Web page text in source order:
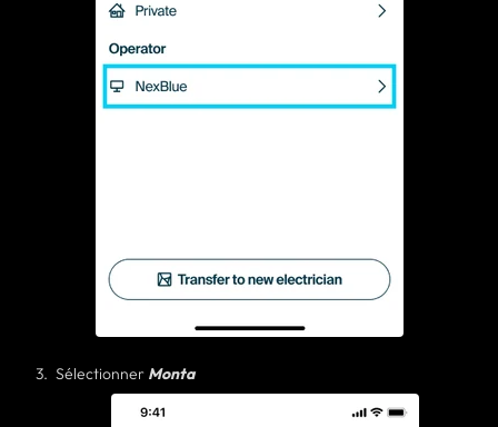
Sélectionner Monta